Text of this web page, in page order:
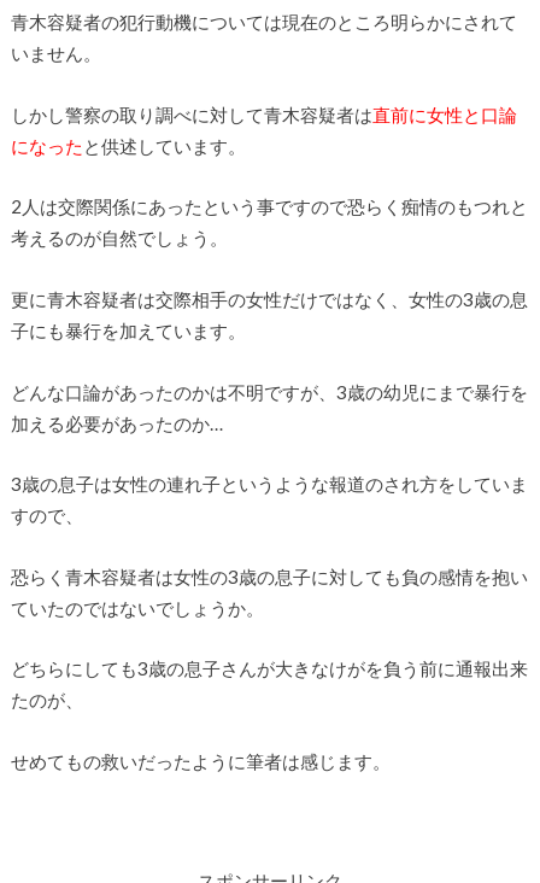
青木容疑者の犯行動機については現在のところ明らかにされて
いません。
しかし警察の取り調べに対して青木容疑者は直前に女性と口論
になった と供述しています。
2人は交際関係にあったという事ですので恐らく痴情のもつれと
考えるのが自然でしょう。
更に青木容疑者は交際相手の女性だけではなく、女性の3歳の息
子にも暴行を加えています。
どんな口論があったのかは不明ですが、3歳の幼児にまで暴行を
加える必要があったのか…
3歳の息子は女性の連れ子というような報道のされ方をしていま
すので、
恐らく青木容疑者は女性の3歳の息子に対しても負の感情を抱い
ていたのではないでしょうか。
どちらにしても3歳の息子さんが大きなけがを負う前に通報出来
たのが、
せめてもの救いだったように筆者は感じます。